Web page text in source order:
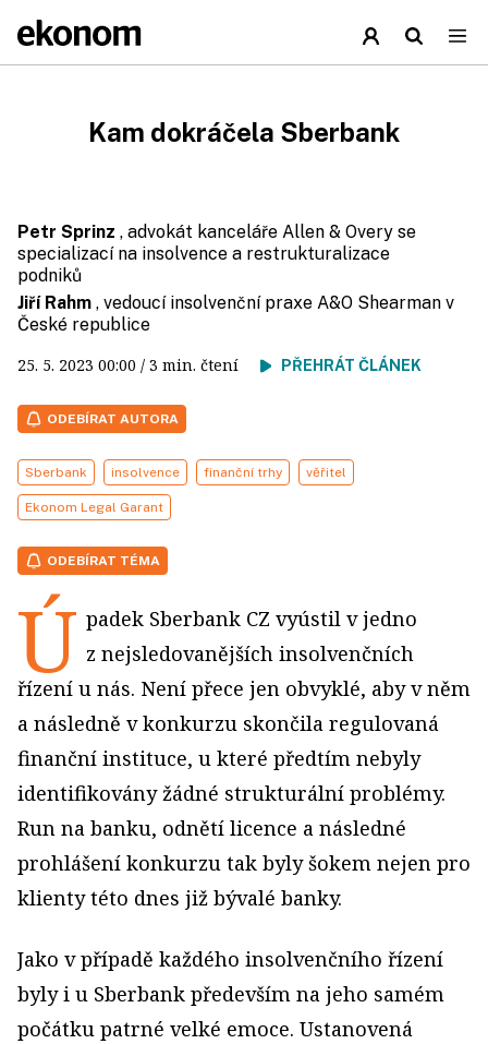
Kam dokráčela Sberbank
Petr Sprinz , advokát kanceláře Allen & Overy se
specializací na insolvence a restrukturalizace
podniků
Jiří Rahm , vedoucí insolvenční praxe A&O Shearman v
České republice
25. 5. 2023 00:00 / 3 min. čtení PŘEHRÁT ČLÁNEK
ODEBÍRAT AUTORA
Sberbank insolvence finanční trhy věřitel
Ekonom Legal Garant
ODEBÍRAT TÉMA
Ú padek Sberbank CZ vyústil v jedno
z nejsledovanějších insolvenčních
řízení u nás. Není přece jen obvyklé, aby v něm
a následně v konkurzu skončila regulovaná
finanční instituce, u které předtím nebyly
identifikovány žádné strukturální problémy.
Run na banku, odnětí licence a následné
prohlášení konkurzu tak byly šokem nejen pro
klienty této dnes již bývalé banky.
Jako v případě každého insolvenčního řízení
byly i u Sberbank především na jeho samém
počátku patrné velké emoce. Ustanovená